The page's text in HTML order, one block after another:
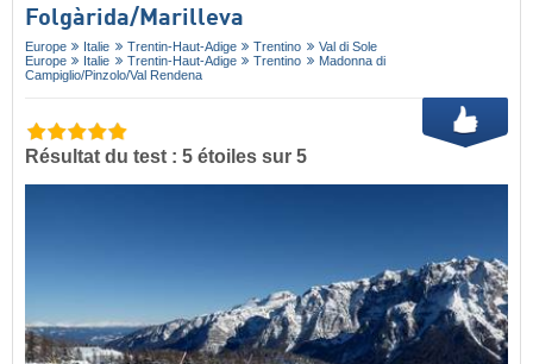
Folgàrida/​Marilleva
Europe Italie Trentin-Haut-Adige Trentino
Val di Sole
Europe
Italie Trentin-Haut-Adige Trentino
Madonna di
Campiglio/​Pinzolo/​Val Rendena
Résultat du test : 5 étoiles sur 5